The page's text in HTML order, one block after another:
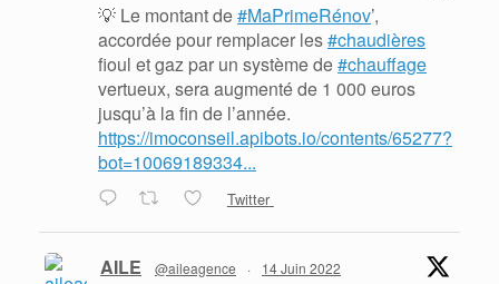
💡 Le montant de#MaPrimeRénov’,
accordée pour remplacer les#chaudières
fioul et gaz par un système de#chauffage
vertueux, sera augmenté de 1 000 euros
jusqu’à la fin de l’année.
https://imoconseil.apibots.io/contents/65277?
bot=10069189334...
Twitter
AILE @aileagence · 14 Juin 2022